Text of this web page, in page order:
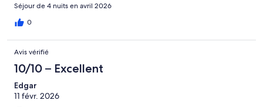
Séjour de 4 nuits en avril 2026
0
Avis vérifié
10/10 – Excellent
Edgar
11 févr. 2026